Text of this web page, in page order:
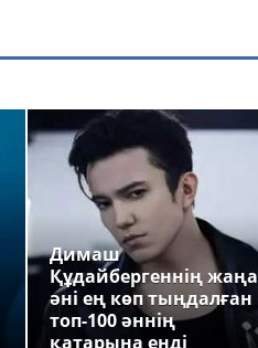
Димаш
Құдайбергеннің жаңа
әні ең көп тыңдалған
топ-100 әннің
қатарына енді